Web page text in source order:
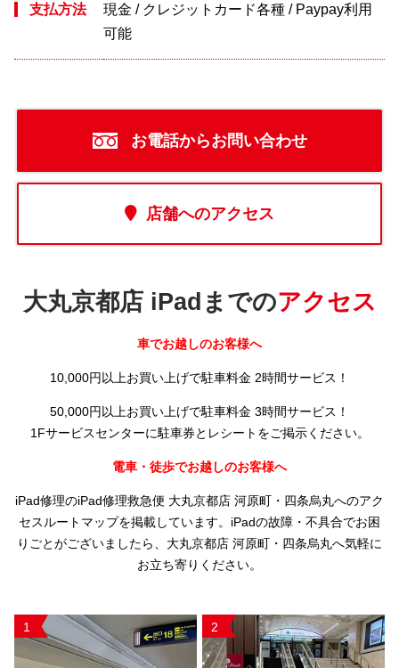
支払方法
現金 / クレジットカード各種 / Paypay利用
可能
お電話からお問い合わせ
店舗へのアクセス
大丸京都店 iPadまでのアクセス
車でお越しのお客様へ
10,000円以上お買い上げで駐車料金 2時間サービス！
50,000円以上お買い上げで駐車料金 3時間サービス！
1Fサービスセンターに駐車券とレシートをご掲示ください。
電車・徒歩でお越しのお客様へ
iPad修理のiPad修理救急便 大丸京都店 河原町・四条烏丸へのアク
セスルートマップを掲載しています。iPadの故障・不具合でお困
りごとがございましたら、大丸京都店 河原町・四条烏丸へ気軽に
お立ち寄りください。
1 2